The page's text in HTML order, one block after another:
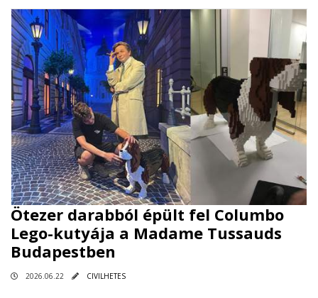
Ötezer darabból épült fel Columbo
Lego-kutyája a Madame Tussauds
Budapestben
2026.06.22 CIVILHETES